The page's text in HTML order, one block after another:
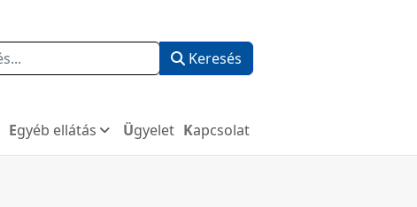
Keresés
Egyéb ellátás Ügyelet Kapcsolat